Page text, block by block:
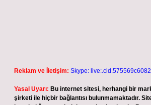
Reklam ve İletişim: Skype:
Yasal Uyarı: Bu internet sitesi, herhangi bir
şirketi ile hiçbir bağlantısı bulunmamaktadır.